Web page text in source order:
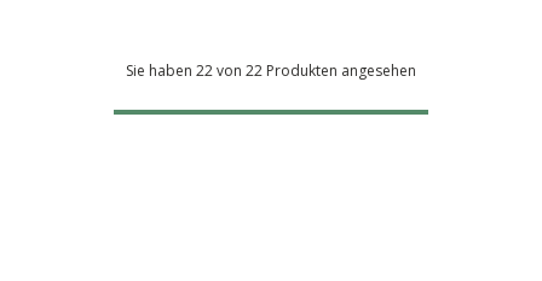
Sie haben 22 von 22 Produkten angesehen